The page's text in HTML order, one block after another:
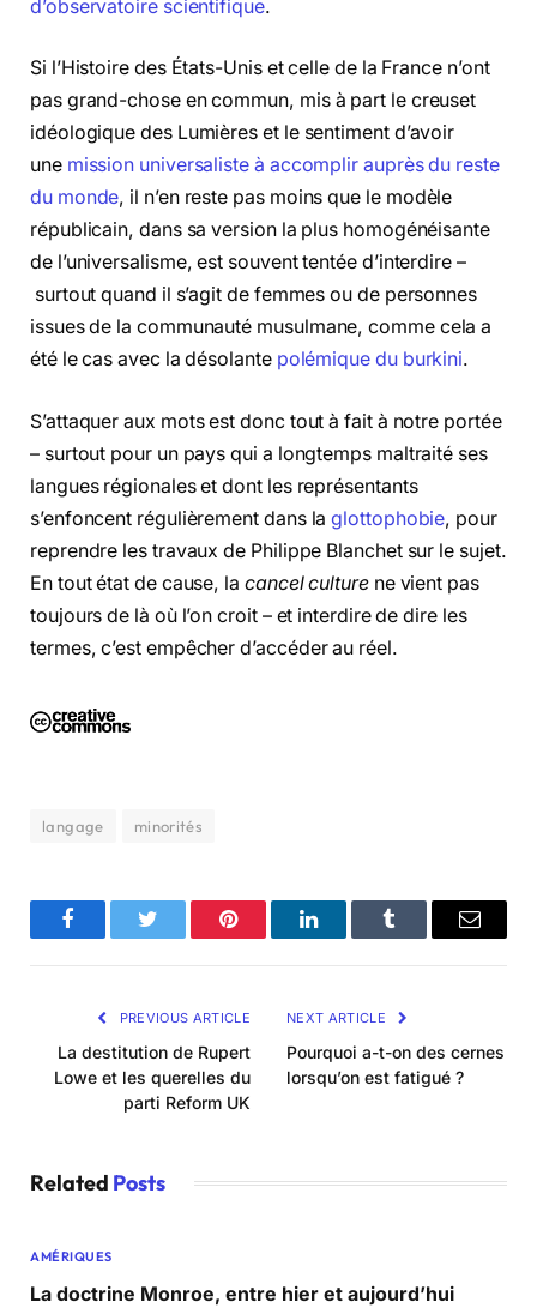
d’observatoire scientifique.
Si l’Histoire des États-Unis et celle de la France n’ont
pas grand-chose en commun, mis à part le creuset
idéologique des Lumières et le sentiment d’avoir
une mission universaliste à accomplir auprès du reste
du monde, il n’en reste pas moins que le modèle
républicain, dans sa version la plus homogénéisante
de l’universalisme, est souvent tentée d’interdire –
surtout quand il s’agit de femmes ou de personnes
issues de la communauté musulmane, comme cela a
été le cas avec la désolante polémique du burkini.
S’attaquer aux mots est donc tout à fait à notre portée
– surtout pour un pays qui a longtemps maltraité ses
langues régionales et dont les représentants
s’enfoncent régulièrement dans laglottophobie, pour
reprendre les travaux de Philippe Blanchet sur le sujet.
En tout état de cause, la cancel culturene vient pas
toujours de là où l’on croit – et interdire de dire les
termes, c’est empêcher d’accéder au réel.
langage minorités
FacebookTwitter Pinterest LinkedInTumblr Email
PREVIOUS ARTICLE
La destitution de Rupert
Lowe et les querelles du
parti Reform UK
NEXT ARTICLE
Pourquoi a-t-on des cernes
lorsqu’on est fatigué ?
Related Posts
AMÉRIQUES
La doctrine Monroe, entre hier et aujourd’hui